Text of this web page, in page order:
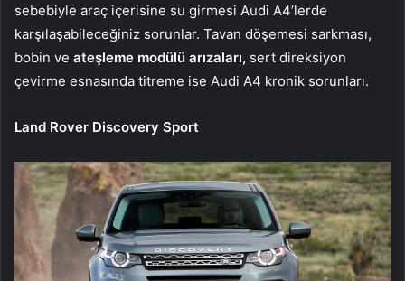
sebebiyle araç içerisine su girmesi Audi A4’lerde
karşılaşabileceğiniz sorunlar. Tavan döşemesi sarkması,
bobin ve ateşleme modülü arızaları, sert direksiyon
çevirme esnasında titreme ise Audi A4 kronik sorunları.
Land Rover Discovery Sport